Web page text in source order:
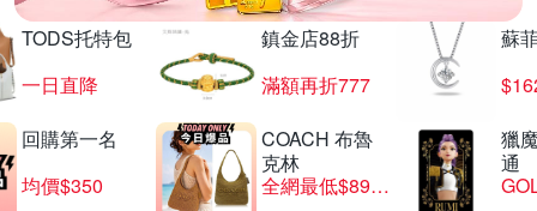
TODS托特包
一日直降
鎮金店88折
滿額再折777
蘇
回購第一名
均價$350
COACH 布魯
克林
全網最低$8999
獵
通